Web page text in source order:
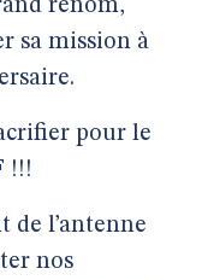
renom,
sa mission à
pour le
!!!
de l’antenne
nos